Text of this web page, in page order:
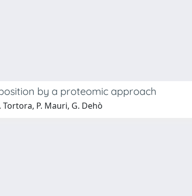
by a proteomic approach
Tortora, P. Mauri, G. Dehò